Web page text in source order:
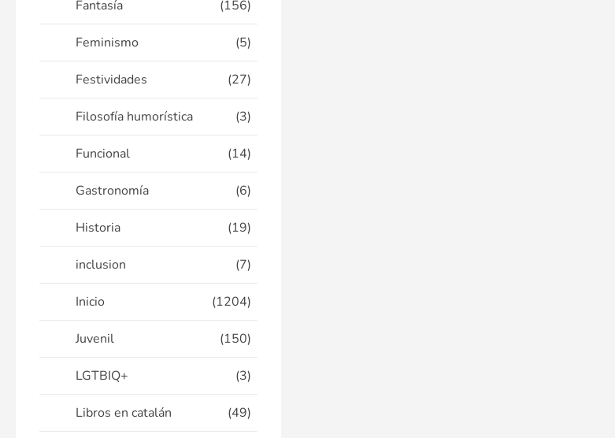
Fantasía (156)
Feminismo (5)
Festividades (27)
Filosofía humorística (3)
Funcional (14)
Gastronomía (6)
Historia (19)
inclusion (7)
Inicio (1204)
Juvenil (150)
LGTBIQ+ (3)
Libros en catalán (49)